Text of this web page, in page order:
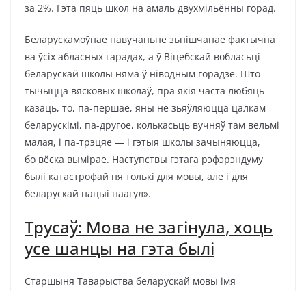
за 2%. Гэта пяць школ на амаль двухмільённы горад.
Беларускамоўнае навучаньне зьнішчанае фактычна
ва ўсіх абласных гарадах, а ў Віцебскай вобласьці
беларускай школы няма ў ніводным горадзе. Што
тычыцца вясковых школаў, пра якія часта любяць
казаць, то, па-першае, яны не зьяўляюцца цалкам
беларускімі, па-другое, колькасьць вучняў там вельмі
малая, і па-трэцяе — і гэтыя школы зачыняюцца,
бо вёска вымірае. Наступствы гэтага рэфэрэндуму
былі катастрофай ня толькі для мовы, але і для
беларускай нацыі наагул».
Трусаў: Мова не загінула, хоць
усе шанцы на гэта былі
Старшыня Таварыства беларускай мовы імя